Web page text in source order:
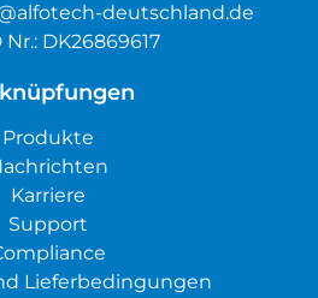
deutschland.de
Nr.: DK26869617
Produkte
Karriere
Support
Lieferbedingungen